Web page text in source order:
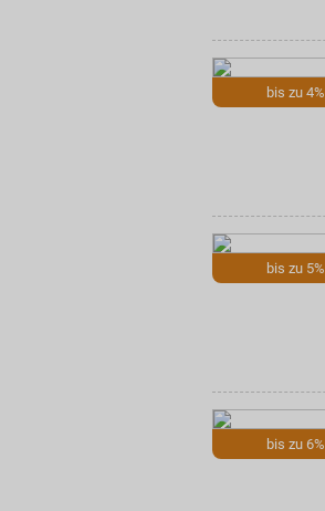
bis zu 4%
bis zu 5%
bis zu 6%